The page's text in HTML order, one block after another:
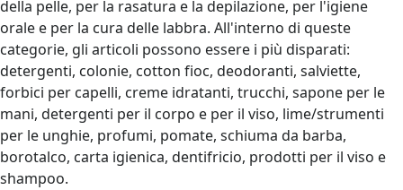
della pelle, per la rasatura e la depilazione, per l'igiene
orale e per la cura delle labbra. All'interno di queste
categorie, gli articoli possono essere i più disparati:
detergenti, colonie, cotton fioc, deodoranti, salviette,
forbici per capelli, creme idratanti, trucchi, sapone per le
mani, detergenti per il corpo e per il viso, lime/strumenti
per le unghie, profumi, pomate, schiuma da barba,
borotalco, carta igienica, dentifricio, prodotti per il viso e
shampoo.